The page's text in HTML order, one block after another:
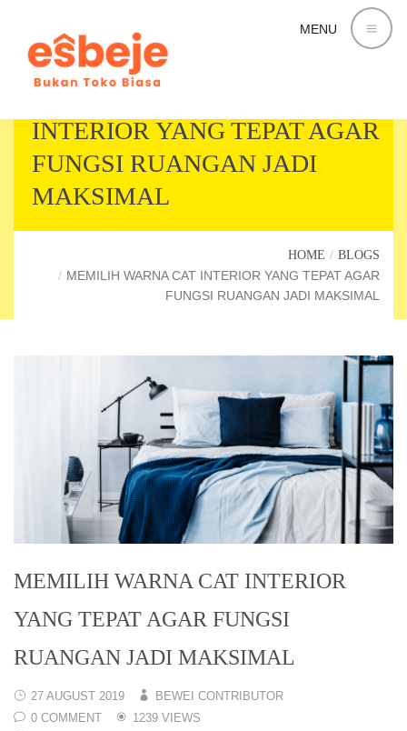
MENU
INTERIOR YANG TEPAT AGAR
FUNGSI RUANGAN JADI
MAKSIMAL
HOME BLOGS
MEMILIH WARNA CAT INTERIOR YANG TEPAT AGAR
FUNGSI RUANGAN JADI MAKSIMAL
MEMILIH WARNA CAT INTERIOR
YANG TEPAT AGAR FUNGSI
RUANGAN JADI MAKSIMAL
27 AUGUST 2019
BEWEI CONTRIBUTOR
0 COMMENT
1239 VIEWS